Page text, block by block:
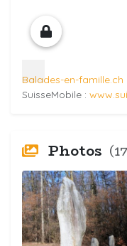
Balades-en-famille.ch
SuisseMobile :
Photos